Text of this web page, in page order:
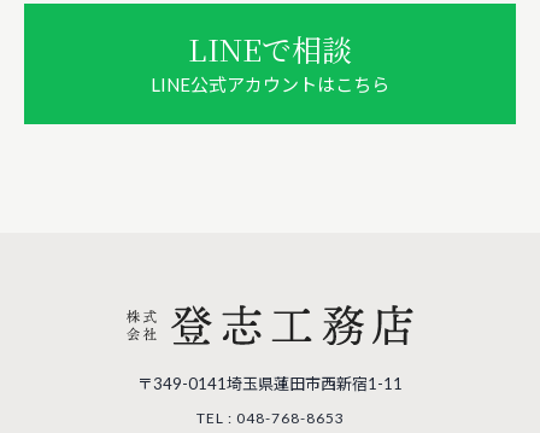
LINEで相談
LINE公式アカウントはこちら
〒349-0141埼玉県蓮田市西新宿1-11
TEL : 048-768-8653